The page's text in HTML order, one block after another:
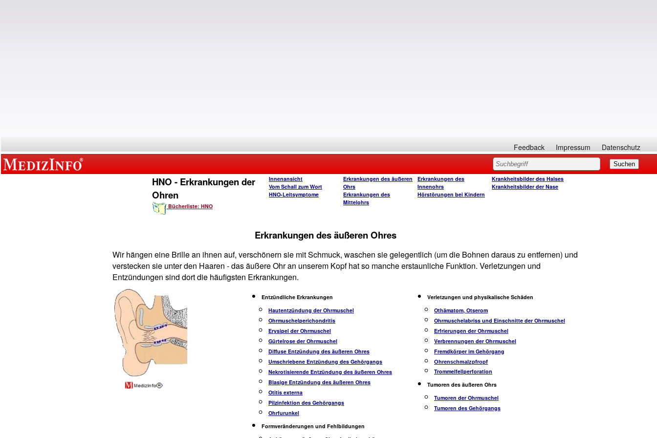
Feedback Impressum Datenschutz
HNO - Erkrankungen der
Ohren
Bücherliste: HNO
Innenansicht
Vom Schall zum Wort
HNO-Leitsymptome
Erkrankungen des äußeren
Ohrs
Erkrankungen des
Mittelohrs
Erkrankungen des
Innenohrs
Hörstörungen bei Kindern
Krankheitsbilder des Halses
Krankheitsbilder der Nase
Erkrankungen des äußeren Ohres
Wir hängen eine Brille an ihnen auf, verschönern sie mit Schmuck, waschen sie gelegentlich (um die Bohnen daraus zu entfernen) und
verstecken sie unter den Haaren - das äußere Ohr an unserem Kopf hat so manche erstaunliche Funktion. Verletzungen und
Entzündungen sind dort die häufigsten Erkrankungen.
Entzündliche Erkrankungen
Hautentzündung der Ohrmuschel
Ohrmuschelperichondritis
Erysipel der Ohrmuschel
Gürtelrose der Ohrmuschel
Diffuse Entzündung des äußeren Ohres
Umschriebene Entzündung des Gehörgangs
Nekrotisierende Entzündung des äußeren Ohres
Blasige Entzündung des äußeren Ohres
Otitis externa
Pilzinfektion des Gehörgangs
Ohrfurunkel
Formveränderungen und Fehlbildungen
Verletzungen und physikalische Schäden
Othämatom, Otserom
Ohrmuschelabriss und Einschnitte der Ohrmuschel
Erfrierungen der Ohrmuschel
Verbrennungen der Ohrmuschel
Fremdkörper im Gehörgang
Ohrenschmalzpfropf
Trommelfellperforation
Tumoren des äußeren Ohrs
Tumoren der Ohrmuschel
Tumoren des Gehörgangs